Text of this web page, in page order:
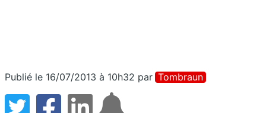
Publié le 16/07/2013 à 10h32 par Tombraun